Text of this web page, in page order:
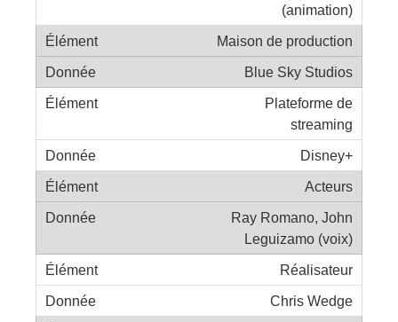
(animation)
Maison de production
Blue Sky Studios
Plateforme de
streaming
Disney+
Acteurs
Ray Romano, John
Leguizamo (voix)
Réalisateur
Chris Wedge